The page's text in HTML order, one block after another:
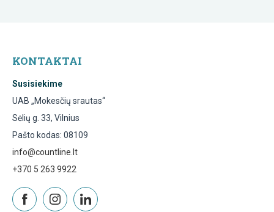
KONTAKTAI
Susisiekime
UAB „Mokesčių srautas“
Sėlių g. 33, Vilnius
Pašto kodas: 08109
info@countline.lt
+370 5 263 9922